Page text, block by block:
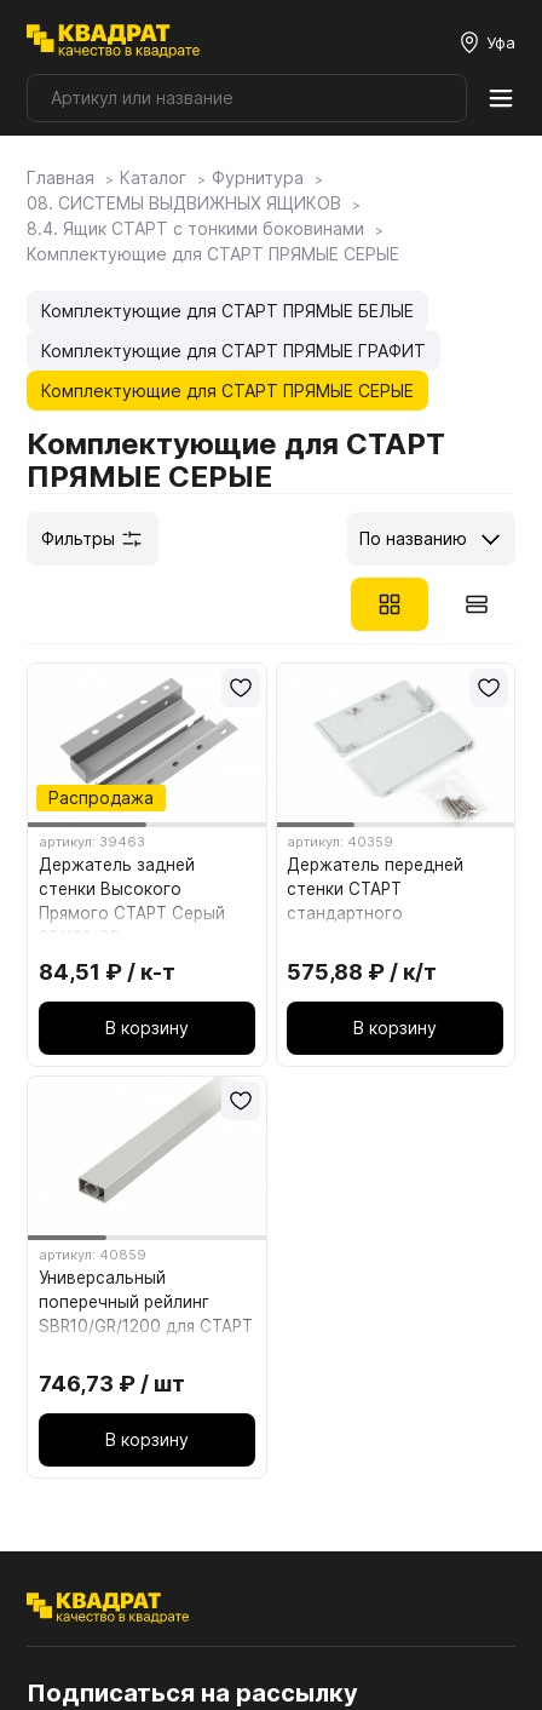
Уфа
Плитные материалы
Фурнитура
Столешницы
Главная Каталог
Фурнитура
08. СИСТЕМЫ ВЫДВИЖНЫХ ЯЩИКОВ
8.4. Ящик СТАРТ с тонкими боковинами
Комплектующие для СТАРТ ПРЯМЫЕ СЕРЫЕ
Комплектующие для СТАРТ ПРЯМЫЕ БЕЛЫЕ
Комплектующие для СТАРТ ПРЯМЫЕ ГРАФИТ
Комплектующие для СТАРТ ПРЯМЫЕ СЕРЫЕ
Комплектующие для СТАРТ
ПРЯМЫЕ СЕРЫЕ
По названию
Фильтры
Распродажа
артикул: 39463
Держатель задней
стенки Высокого
Прямого СТАРТ Серый
84,51 ₽ / к-т
В корзину
артикул: 40359
Держатель передней
стенки СТАРТ
стандартного
боковинами SBH63/GR
Серый
575,88 ₽ / к/т
В корзину
артикул: 40859
Универсальный
поперечный рейлинг
SBR10/GR/1200 для СТАРТ
Серый
746,73 ₽ / шт
В корзину
Подписаться на рассылку